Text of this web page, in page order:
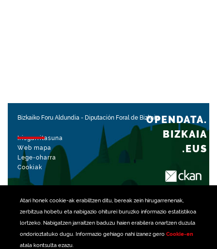
Atari honek cookie-ak erabiltzen ditu, bereak zein hirugarrenenak,
zerbitzua hobetu eta nabigazio ohiturei buruzko informazio estatistikoa
lortzeko. Nabigatzen jarraitzen baduzu haien erabilera onartzen duzula
ondorioztatuko dugu. Informazio gehiago nahi izanez gero Cookie-en
atala kontsulta ezazu.
Bizkaiko Foru Aldundia - Diputación Foral de Bizkaia
Irisgarritasuna
Web mapa
Lege-oharra
Cookiak
OPENDATA.
BIZKAIA
.EUS